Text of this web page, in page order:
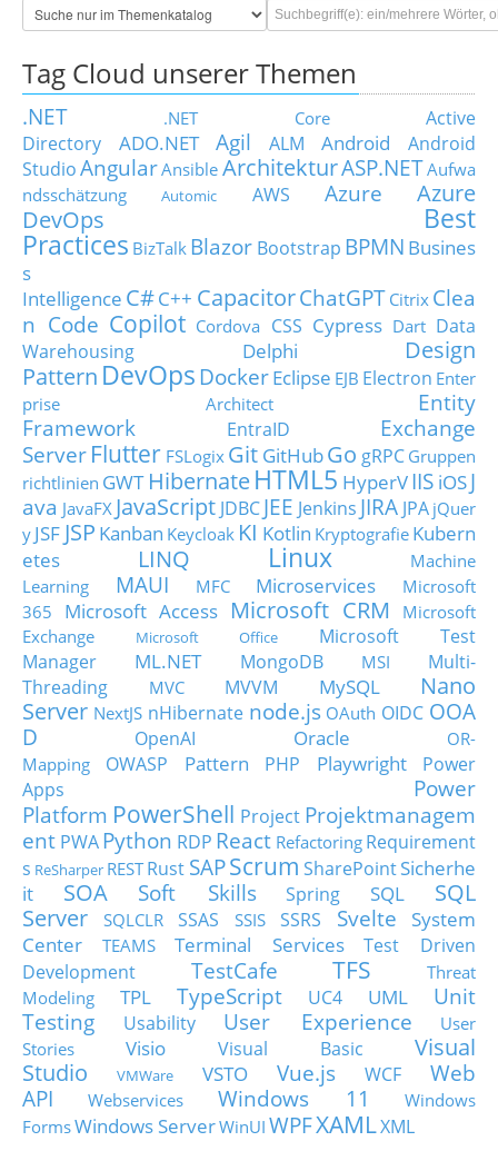
Tag Cloud unserer Themen
.NET .NET Core
Active
Directory
ADO.NET Agil ALM Android
Android
StudioAngularAnsible ArchitekturASP.NETAufwa
ndsschätzung
Automic AWS Azure
Azure
DevOps
Best
Practices BizTalk Blazor Bootstrap BPMN Busines
s
Intelligence C#C++ CapacitorChatGPT Citrix Clea
n Code Copilot Cordova CSS Cypress Dart Data
Warehousing
Delphi
Design
Pattern DevOps DockerEclipse EJB Electron Enter
prise Architect
Entity
Framework
EntraID
Exchange
Server Flutter FSLogix Git GitHubGo gRPC Gruppen
richtlinien GWT HibernateHTML5 HyperVIIS iOSJ
ava JavaFX JavaScript JDBC JEE Jenkins JIRA JPA jQuer
y JSF JSP Kanban Keycloak KI Kotlin Kryptografie Kubern
etes
LINQ Linux
Machine
Learning
MAUI MFC Microservices
Microsoft
365
Microsoft Access Microsoft CRM
Microsoft
Exchange
Microsoft Office
Microsoft Test
Manager
ML.NET MongoDB MSI
Multi-
Threading
MVC MVVM MySQL
Nano
Server NextJS nHibernate node.js OAuth OIDC OOA
D
OpenAI Oracle
OR-
Mapping
OWASP Pattern PHP Playwright
Power
Apps
Power
Platform PowerShell Project Projektmanagem
ent PWA Python RDP React Refactoring Requirement
s ReSharper RESTRust SAPScrum SharePointSicherhe
it
SOA Soft Skills Spring SQL
SQL
Server
SQLCLR SSAS SSIS SSRS Svelte
System
Center
TEAMS Terminal Services
Test Driven
Development
TestCafe TFS
Threat
Modeling
TPL TypeScript UC4 UML
Unit
Testing
Usability User Experience
User
Stories
Visio Visual Basic
Visual
Studio
VMWare VSTO Vue.js WCF
Web
API
Webservices Windows 11
Windows
FormsWindows ServerWinUI WPFXAMLXML